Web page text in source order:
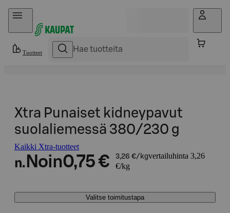
Hyppää sisältöön
Tuotteet
Xtra Punaiset kidneypavut
suolaliemessä 380/230 g
Kaikki Xtra-tuotteet
n. Noin0,75 € 3,26 €/kgvertailuhinta 3,26
€/kg
Valitse toimitustapa